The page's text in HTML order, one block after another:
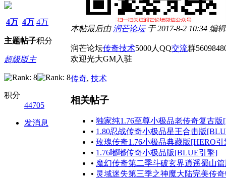
4万
主题
4万
帖子
4万
积分
超级版主
积分
44705
发消息
本帖最后由 润芒论坛于 2017-8-2 10:34 编辑
润芒论坛传奇技术5000人QQ交流群
欢迎光大GM入驻
传奇, 技术
相关帖子
• 独家纯1.76至尊小极品老传奇复古
• 1.80忍战传奇小极品星王合击版
• 玫瑰传奇1.76小极品典藏版[HERO引
• 1.76嘟嘟传奇小极品版[BLUE引擎]
• 魔幻传奇第二季斗破玄界逍遥蜀山
• 灵域迷失第三季之神魔大陆完美传